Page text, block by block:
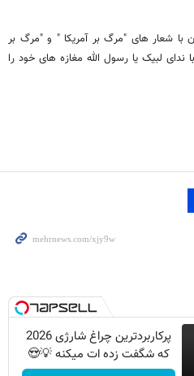
با شعار های "مرگ بر آمریکا " و "مرگ بر
لبیک یا رسول الله مغازه های خود را
پرکاربردترین چراغ شارژی 2026
که شگفت زده ات میکنه 💡😍